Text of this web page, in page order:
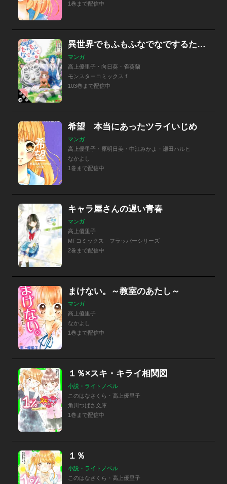
1巻まで配信中
異世界でもふもふなでなでするためにがんばってます。（コミック） 分冊版
マンガ
高上優里子・向日葵・雀葵蘭
モンスターコミックスｆ
103巻まで配信中
希望 本当にあったツライいじめ
マンガ
高上優里子・原明日美・中江みかよ・瀬田ハルヒ
なかよし
1巻まで配信中
キャラ屋さんの遅い青春
マンガ
高上優里子
MFコミックス フラッパーシリーズ
2巻まで配信中
まけない。～教室のあたし～
マンガ
高上優里子
なかよし
1巻まで配信中
１％×スキ・キライ相関図
小説・ライトノベル
このはなさくら・高上優里子
角川つばさ文庫
1巻まで配信中
１％
小説・ライトノベル
このはなさくら・高上優里子